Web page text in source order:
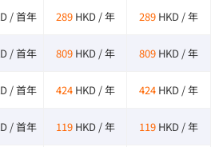
/ 首年 289 HKD / 年 289 HKD / 年
/ 首年 809 HKD / 年 809 HKD / 年
/ 首年 424 HKD / 年 424 HKD / 年
/ 首年 119 HKD / 年 119 HKD / 年